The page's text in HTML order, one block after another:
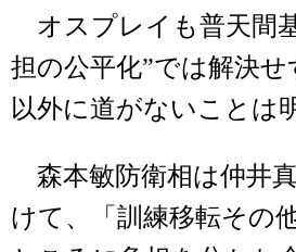
オスプレイも普天間
担の公平化”では解決せ
以外に道がないことは
森本敏防衛相は仲井
けて、「訓練移転その